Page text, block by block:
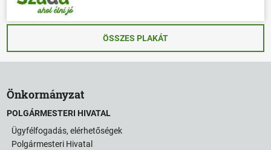
ÖSSZES PLAKÁT
Önkormányzat
POLGÁRMESTERI HIVATAL
Ügyfélfogadás, elérhetőségek
Polgármesteri Hivatal